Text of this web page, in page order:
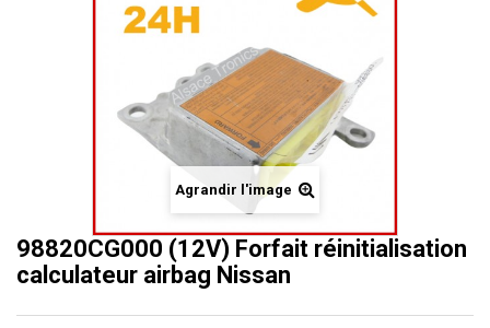
Agrandir l'image
98820CG000 (12V) Forfait réinitialisation
calculateur airbag Nissan